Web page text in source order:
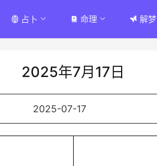
占卜 命理 解梦
2025年7月17日